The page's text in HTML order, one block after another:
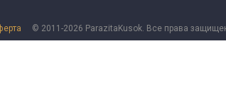
© 2011-2026 ParazitaKusok. Все права